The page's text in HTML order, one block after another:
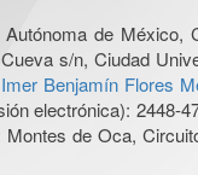
de México,
s/n, Ciudad
Imer Benjamín Flores
electrónica): 2448-
de Oca,